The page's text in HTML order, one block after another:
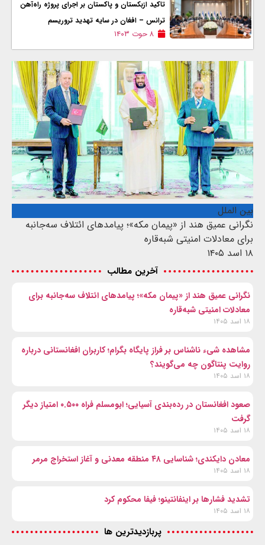
تاکید ازبکستان و پاکستان بر اجرای پروژه راه‌آهن
ترانس – افغان در سایه تهدید تروریسم
۸ حوت ۱۴۰۳
بین الملل
نگرانی عمیق هند از «پیمان مکه»؛ پیامدهای ائتلاف سه‌جانبه
برای معادلات امنیتی شبه‌قاره
۱۸ اسد ۱۴۰۵
آخرین مطالب
نگرانی عمیق هند از «پیمان مکه»؛ پیامدهای ائتلاف سه‌جانبه برای
معادلات امنیتی شبه‌قاره
۱۸ اسد ۱۴۰۵
مشاهده شیء ناشناس بر فراز پایگاه بگرام؛ کاربران افغانستانی درباره
روایت پنتاگون چه می‌گویند؟
۱۸ اسد ۱۴۰۵
صعود افغانستان در رده‌بندی آسیایی؛ ابومسلم فراه ۰.۵۰۰ امتیاز دیگر
گرفت
۱۸ اسد ۱۴۰۵
معادن دایکندی؛ شناسایی ۴۸ منطقه معدنی و آغاز استخراج مرمر
۱۸ اسد ۱۴۰۵
تشدید فشارها بر اینفانتینو؛ فیفا محکوم کرد
۱۸ اسد ۱۴۰۵
پربازدیدترین ها